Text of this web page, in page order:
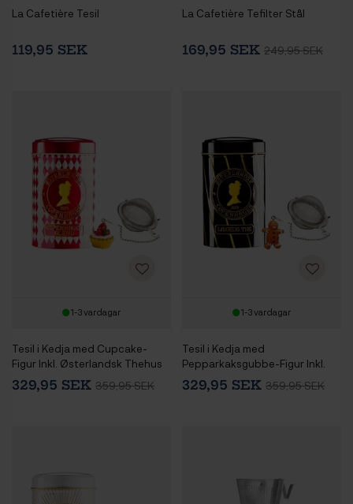
La Cafetière Tesil
119,95 SEK
La Cafetière Tefilter Stål
169,95 SEK 249,95 SEK
1-3 vardagar
Tesil i Kedja med Cupcake-
Figur Inkl. Østerlandsk Thehus
Copenhagen Blend 125g
329,95 SEK 359,95 SEK
1-3 vardagar
Tesil i Kedja med
Pepparkaksgubbe-Figur Inkl.
Østerlandsk Thehus Lakrits Te
125g
329,95 SEK 359,95 SEK